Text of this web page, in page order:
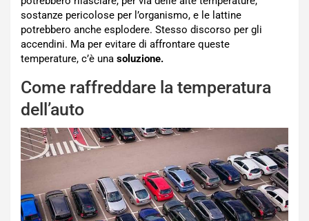
sostanze pericolose per l’organismo, e le lattine
potrebbero anche esplodere. Stesso discorso per gli
accendini. Ma per evitare di affrontare queste
temperature, c’è una soluzione.
Come raffreddare la temperatura
dell’auto